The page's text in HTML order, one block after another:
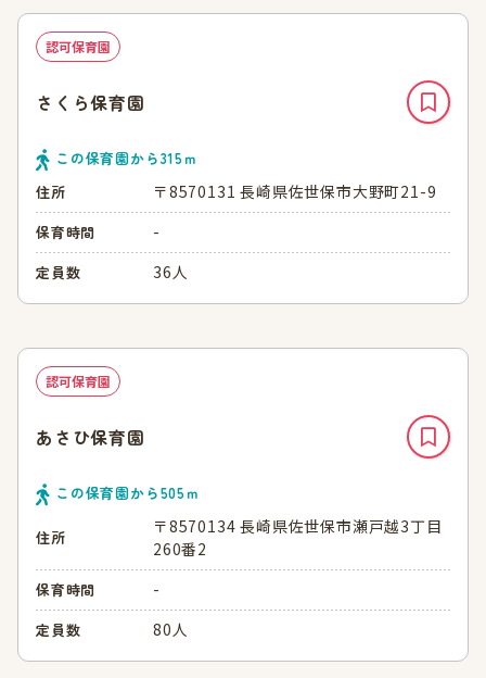
認可保育園
さくら保育園
この保育園から315ｍ
住所
〒8570131 長崎県佐世保市大野町21-9
保育時間 -
定員数 36人
認可保育園
あさひ保育園
この保育園から505ｍ
住所
〒8570134 長崎県佐世保市瀬戸越3丁目
260番2
保育時間 -
定員数 80人